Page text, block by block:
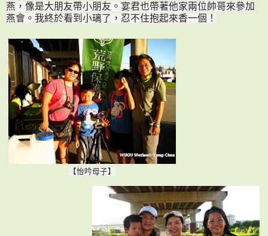
燕，像是大朋友帶小朋友。 宴君也帶著他家兩位帥哥來參加
燕會。我終於看到小璃了，忍不住抱起來香一個！
【怡吟母子】